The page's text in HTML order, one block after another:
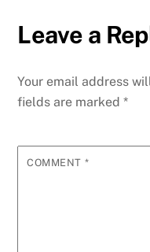
Leave a
Your email address
fields are marked*
COMMENT *